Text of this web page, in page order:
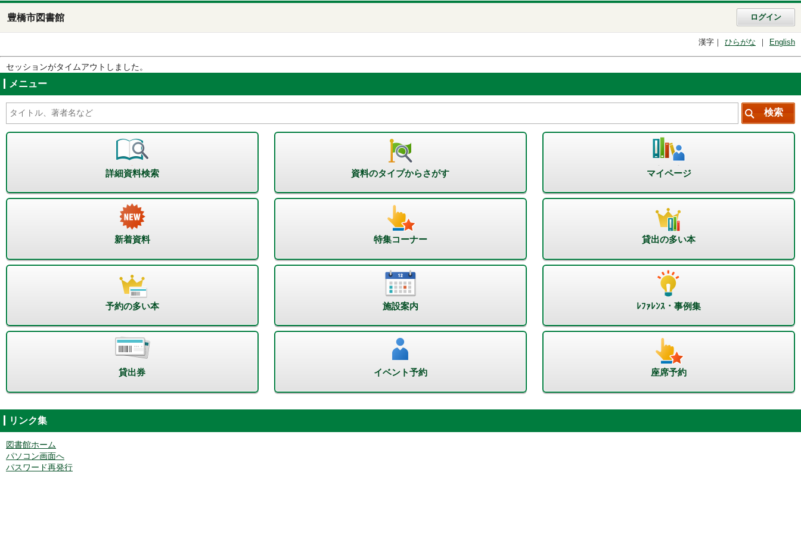
豊橋市図書館 ログイン
漢字 ひらがな English
セッションがタイムアウトしました。
メニュー
詳細資料検索 資料のタイプからさがす マイページ
新着資料 特集コーナー 貸出の多い本
予約の多い本 施設案内 ﾚﾌｧﾚﾝｽ・事例集
貸出券 イベント予約 座席予約
リンク集
図書館ホーム
パソコン画面へ
パスワード再発行